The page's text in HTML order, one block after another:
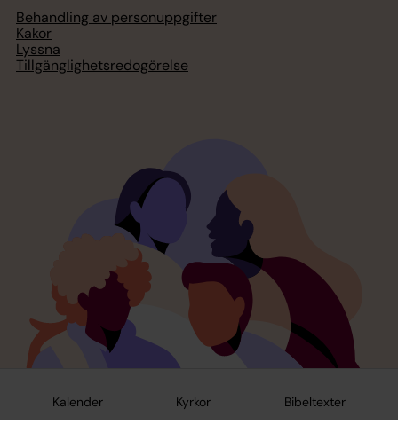
Kalender Kyrkor Bibeltexter
Behandling av personuppgifter
Kakor
Lyssna
Tillgänglighetsredogörelse